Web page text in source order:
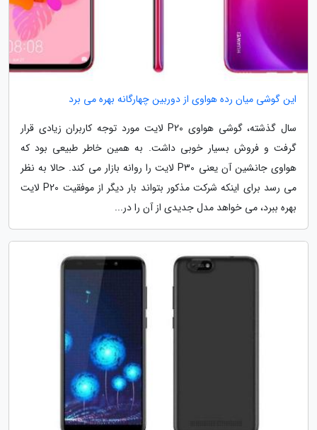
این گوشی میان رده هواوی از دوربین چهارگانه بهره می برد
سال گذشته، گوشی هواوی P20 لایت مورد توجه کاربران زیادی قرار
گرفت و فروش بسیار خوبی داشت. به همین خاطر طبیعی بود که
هواوی جانشین آن یعنی P30 لایت را روانه بازار می کند. حالا به نظر
می رسد برای اینکه شرکت مذکور بتواند بار دیگر از موفقیت P20 لایت
بهره ببرد، می خواهد مدل جدیدی از آن را در...